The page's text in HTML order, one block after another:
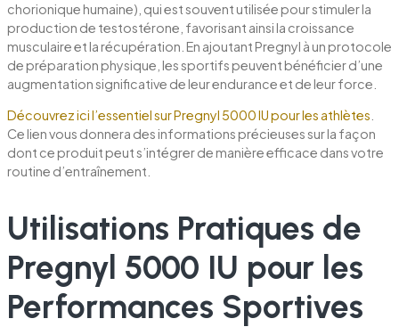
chorionique humaine), qui est souvent utilisée pour stimuler la
production de testostérone, favorisant ainsi la croissance
musculaire et la récupération. En ajoutant Pregnyl à un protocole
de préparation physique, les sportifs peuvent bénéficier d’une
augmentation significative de leur endurance et de leur force.
Découvrez ici l’essentiel sur Pregnyl 5000 IU pour les athlètes
Ce lien vous donnera des informations précieuses sur la façon
dont ce produit peut s’intégrer de manière efficace dans votre
routine d’entraînement.
Utilisations Pratiques de
Pregnyl 5000 IU pour les
Performances Sportives